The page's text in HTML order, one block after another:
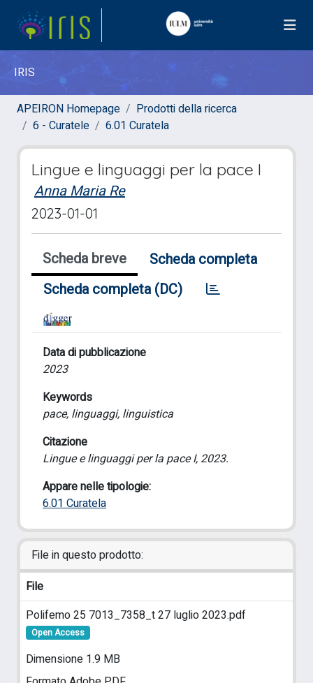
IRIS
APEIRON Homepage
Prodotti della ricerca
6 - Curatele
6.01 Curatela
Lingue e linguaggi per la pace I
Anna Maria Re
2023-01-01
Scheda breve
Scheda completa
Scheda completa (DC)
Data di pubblicazione
2023
Keywords
pace, linguaggi, linguistica
Citazione
Lingue e linguaggi per la pace I, 2023.
Appare nelle tipologie:
6.01 Curatela
File in questo prodotto:
File
Polifemo 25 7013_7358_t 27 luglio 2023.pdf
Open Access
Dimensione 1.9 MB